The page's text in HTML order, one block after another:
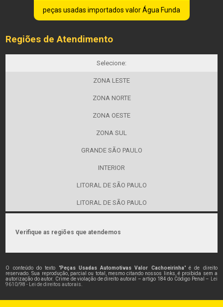
peças usadas importados valor Água Funda
Regiões de Atendimento
Selecione:
ZONA LESTE
ZONA NORTE
ZONA OESTE
ZONA SUL
GRANDE SÃO PAULO
INTERIOR
LITORAL DE SÃO PAULO
LITORAL DE SÃO PAULO
Verifique as regiões que atendemos
O conteúdo do texto "Peças Usadas Automotivas Valor Cachoeirinha" é de direito
reservado. Sua reprodução, parcial ou total, mesmo citando nossos links, é proibida sem a
autorização do autor. Crime de violação de direito autoral – artigo 184 do Código Penal –
Lei
9610/98 - Lei de direitos autorais